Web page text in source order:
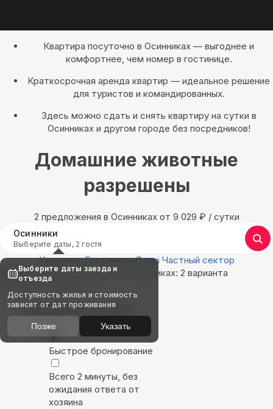
Квартира посуточно в Осинниках — выгоднее и
комфортнее, чем номер в гостинице.
Краткосрочная аренда квартир — идеальное решение
для туристов и командированных.
Здесь можно сдать и снять квартиру на сутки в
Осинниках и другом городе без посредников!
Домашние животные
разрешены
2 предложения в Осинниках oт 9 029 ₽ / сутки
Осинники
Выберите даты, 2 гостя
Квартиры Гостиницы Дома Частный сектор
Найдём, где остановиться в Осинниках: 2 варианта
Показать на карте
Выбирайте лучшее
Быстрое бронирование
Всего 2 минуты, без
ожидания ответа от
хозяина
Выберите даты заезда и
отъезда
Доступность жилья и стоимость
зависят от дат проживания
Позже Указать